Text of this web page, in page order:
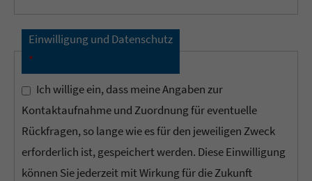
Einwilligung und Datenschutz
*
Ich willige ein, dass meine Angaben zur
Kontaktaufnahme und Zuordnung für eventuelle
Rückfragen, so lange wie es für den jeweiligen Zweck
erforderlich ist, gespeichert werden. Diese Einwilligung
können Sie jederzeit mit Wirkung für die Zukunft